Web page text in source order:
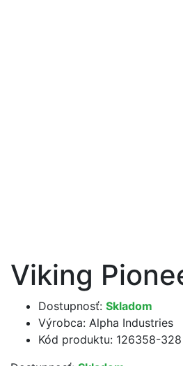
Viking
Dostupnosť: Skladom
Výrobca: Alpha Industries
Kód produktu: 126358-328